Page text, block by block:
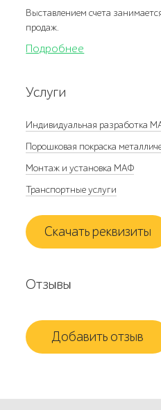
Выставлением счета
продаж.
Подробнее
Услуги
Индивидуальная разработка
Порошковая покраска
Монтаж и установка МАФ
Транспортные услуги
Скачать реквизиты
Отзывы
Добавить отзыв